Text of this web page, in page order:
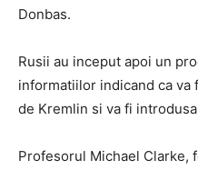
Donbas.
Rusii au inceput apoi un
informatiilor indicand ca
de Kremlin si va fi
Profesorul Michael Clarke,